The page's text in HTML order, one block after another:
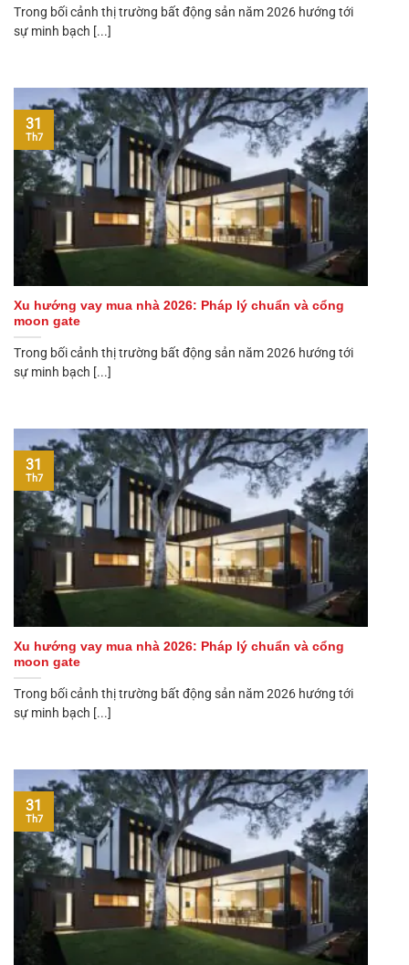
Trong bối cảnh thị trường bất động sản năm 2026 hướng tới
sự minh bạch [...]
Xu hướng vay mua nhà 2026: Pháp lý chuẩn và cổng
moon gate
Trong bối cảnh thị trường bất động sản năm 2026 hướng tới
sự minh bạch [...]
31
Th7
Xu hướng vay mua nhà 2026: Pháp lý chuẩn và cổng
moon gate
Trong bối cảnh thị trường bất động sản năm 2026 hướng tới
sự minh bạch [...]
31
Th7
31
Th7